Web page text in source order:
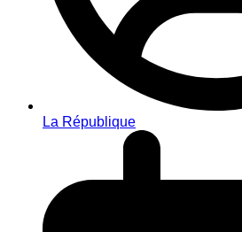
La République